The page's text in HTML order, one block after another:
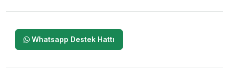
Whatsapp Destek Hattı